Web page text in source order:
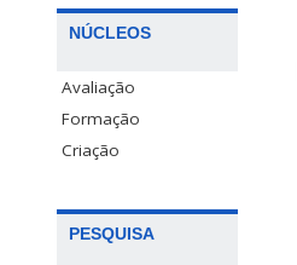
NÚCLEOS
Avaliação
Formação
Criação
PESQUISA